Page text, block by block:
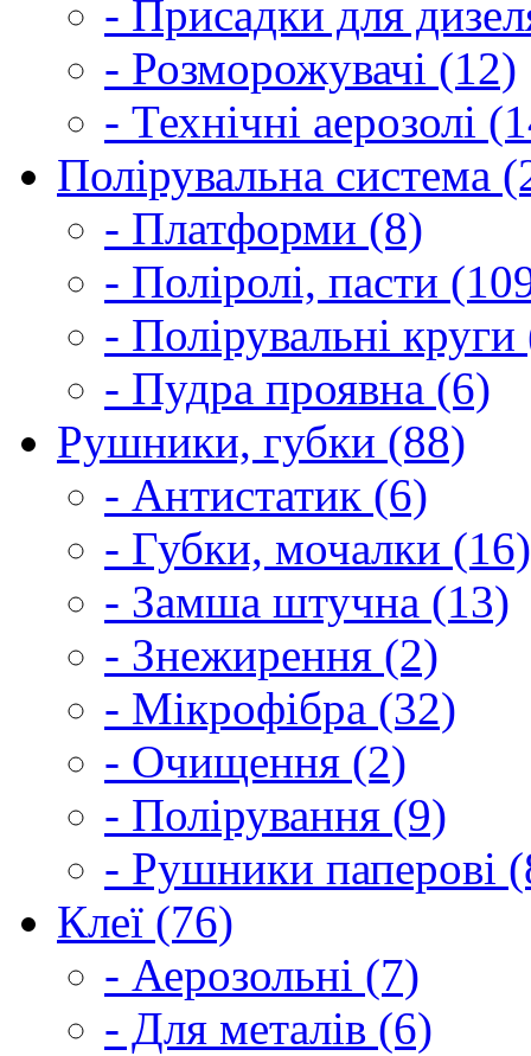
- Присадки для
- Розморожувачі (12)
- Технічні аерозолі
Полірувальна система
- Платформи (8)
- Поліролі, пасти
- Полірувальні
- Пудра проявна (6)
Рушники, губки (88)
- Антистатик (6)
- Губки, мочалки (16)
- Замша штучна (13)
- Знежирення (2)
- Мікрофібра (32)
- Очищення (2)
- Полірування (9)
- Рушники паперові
Клеї (76)
- Аерозольні (7)
- Для металів (6)